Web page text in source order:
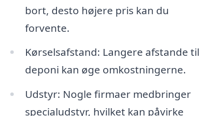
bort, desto højere pris kan du
forvente.
Kørselsafstand: Langere afstande til
deponi kan øge omkostningerne.
Udstyr: Nogle firmaer medbringer
specialudstyr, hvilket kan påvirke